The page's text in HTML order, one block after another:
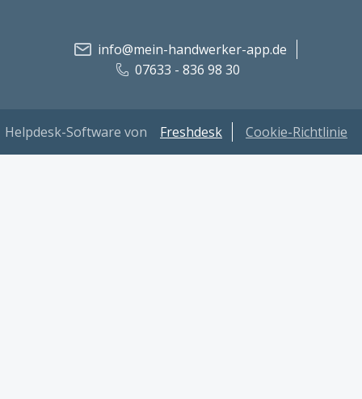
info@mein-handwerker-app.de
07633 - 836 98 30
Helpdesk-Software von Freshdesk Cookie-Richtlinie